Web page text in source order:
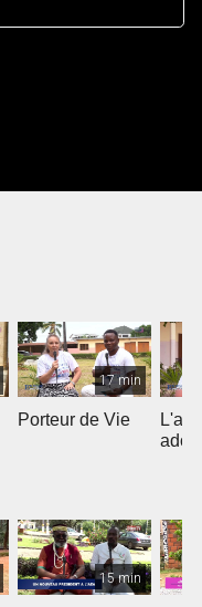
17 min
Porteur de Vie
ados
15 min